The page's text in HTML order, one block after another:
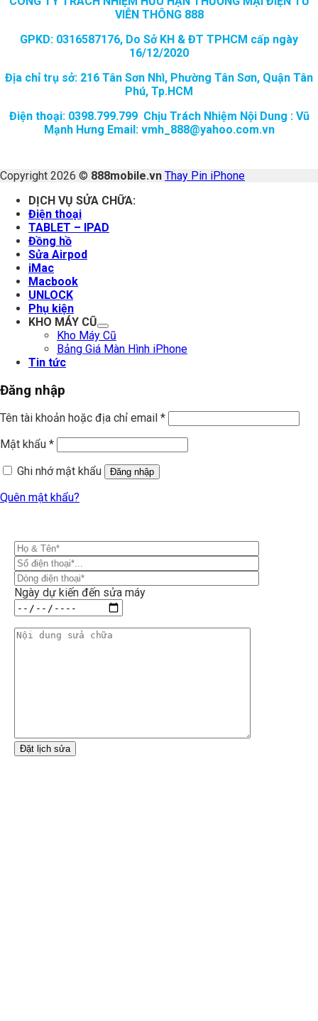
VIỄN THÔNG 888
GPKD: 0316587176, Do Sở KH & ĐT TPHCM cấp ngày
16/12/2020
Địa chỉ trụ sở: 216 Tân Sơn Nhì, Phường Tân Sơn, Quận Tân
Phú, Tp.HCM
Điện thoại: 0398.799.799 Chịu Trách Nhiệm Nội Dung : Vũ
Mạnh Hưng Email: vmh_888@yahoo.com.vn
Copyright 2026 © 888mobile.vn Thay Pin iPhone
DỊCH VỤ SỬA CHỮA:
Điện thoại
TABLET – IPAD
Đồng hồ
Sửa Airpod
iMac
Macbook
UNLOCK
Phụ kiện
KHO MÁY CŨ
Kho Máy Cũ
Bảng Giá Màn Hình iPhone
Tin tức
Đăng nhập
Tên tài khoản hoặc địa chỉ email *
Mật khẩu *
Ghi nhớ mật khẩu
Đăng nhập
Quên mật khẩu?
Ngày dự kiến đến sửa máy